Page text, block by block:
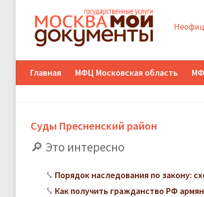
Главная МФЦ Московская область
Суды Пресненский район
Это интересно
Порядок наследования по закону:
Как получить гражданство РФ